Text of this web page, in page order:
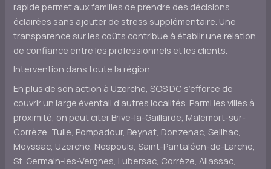
rapide permet aux familles de prendre des décisions
éclairées sans ajouter de stress supplémentaire. Une
transparence sur les coûts contribue à établir une relation
de confiance entre les professionnels et les clients.
Intervention dans toute la région
En plus de son action à Uzerche, SOS DC s’efforce de
couvrir un large éventail d’autres localités. Parmi les villes à
proximité, on peut citer Brive-la-Gaillarde, Malemort-sur-
Corrèze, Tulle, Pompadour, Beynat, Donzenac, Seilhac,
Meyssac, Uzerche, Nespouls, Saint-Pantaléon-de-Larche,
St. Germain-les-Vergnes, Lubersac, Corrèze, Allassac,